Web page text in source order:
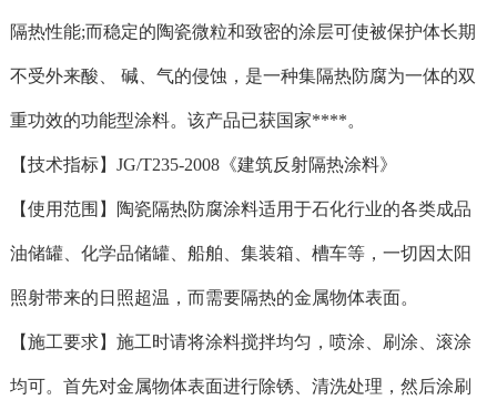
隔热性能;而稳定的陶瓷微粒和致密的涂层可使被保护体长期
不受外来酸、 碱、气的侵蚀，是一种集隔热防腐为一体的双
重功效的功能型涂料。该产品已获国家****。
【技术指标】JG/T235-2008《建筑反射隔热涂料》
【使用范围】陶瓷隔热防腐涂料适用于石化行业的各类成品
油储罐、化学品储罐、船舶、集装箱、槽车等，一切因太阳
照射带来的日照超温，而需要隔热的金属物体表面。
【施工要求】施工时请将涂料搅拌均匀，喷涂、刷涂、滚涂
均可。首先对金属物体表面进行除锈、清洗处理，然后涂刷